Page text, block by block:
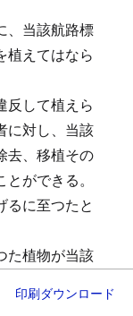
、当該航路標
植えてはなら
反して植えら
に対し、当該
去、移植その
ができる。
るに至つたと
た植物が当該
有する者に対
印刷ダウンロード